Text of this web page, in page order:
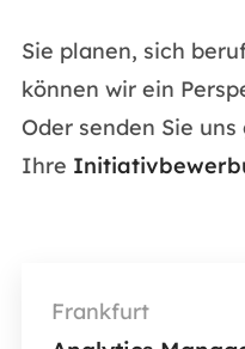
Sie planen, sich
können wir ein
Oder senden Sie uns
Ihre
Frankfurt